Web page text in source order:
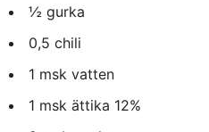
½ gurka
0,5 chili
1 msk vatten
1 msk ättika 12%